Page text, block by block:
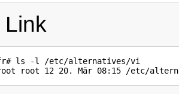
Link
fr# ls -l /etc/alternatives/vi